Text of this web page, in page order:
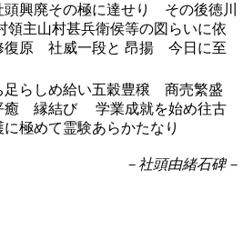
興廃その極に達せり その後徳川
領主山村甚兵衛侯等の図らいに依
復原 社威一段と 昂揚 今日に至
足らしめ給い五穀豊穣 商売繁盛
癒 縁結び 学業成就を始め往古
極めて霊験あらかたなり
－社頭由緒石碑－